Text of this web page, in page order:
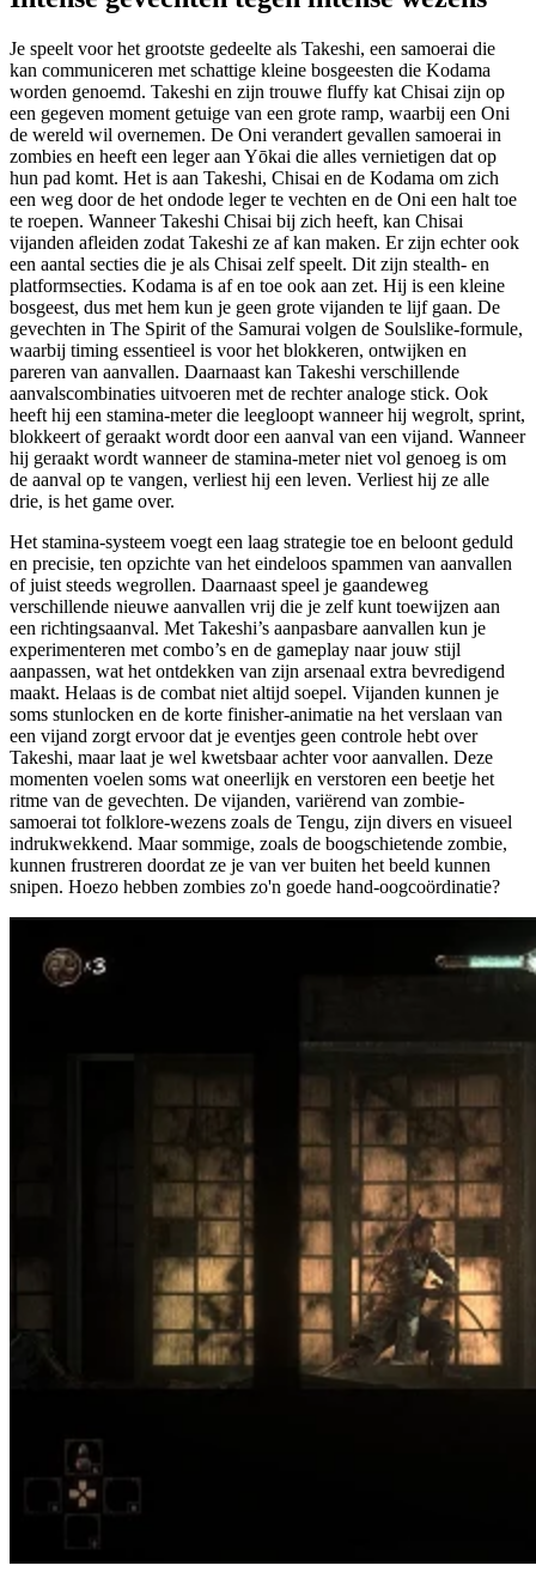
Je speelt voor het grootste gedeelte als Takeshi, een samoerai die
kan communiceren met schattige kleine bosgeesten die Kodama
worden genoemd. Takeshi en zijn trouwe fluffy kat Chisai zijn op
een gegeven moment getuige van een grote ramp, waarbij een Oni
de wereld wil overnemen. De Oni verandert gevallen samoerai in
zombies en heeft een leger aan Yōkai die alles vernietigen dat op
hun pad komt. Het is aan Takeshi, Chisai en de Kodama om zich
een weg door de het ondode leger te vechten en de Oni een halt toe
te roepen. Wanneer Takeshi Chisai bij zich heeft, kan Chisai
vijanden afleiden zodat Takeshi ze af kan maken. Er zijn echter ook
een aantal secties die je als Chisai zelf speelt. Dit zijn stealth- en
platformsecties. Kodama is af en toe ook aan zet. Hij is een kleine
bosgeest, dus met hem kun je geen grote vijanden te lijf gaan. De
gevechten in The Spirit of the Samurai volgen de Soulslike-formule,
waarbij timing essentieel is voor het blokkeren, ontwijken en
pareren van aanvallen. Daarnaast kan Takeshi verschillende
aanvalscombinaties uitvoeren met de rechter analoge stick. Ook
heeft hij een stamina-meter die leegloopt wanneer hij wegrolt, sprint,
blokkeert of geraakt wordt door een aanval van een vijand. Wanneer
hij geraakt wordt wanneer de stamina-meter niet vol genoeg is om
de aanval op te vangen, verliest hij een leven. Verliest hij ze alle
drie, is het game over.
Het stamina-systeem voegt een laag strategie toe en beloont geduld
en precisie, ten opzichte van het eindeloos spammen van aanvallen
of juist steeds wegrollen. Daarnaast speel je gaandeweg
verschillende nieuwe aanvallen vrij die je zelf kunt toewijzen aan
een richtingsaanval. Met Takeshi’s aanpasbare aanvallen kun je
experimenteren met combo’s en de gameplay naar jouw stijl
aanpassen, wat het ontdekken van zijn arsenaal extra bevredigend
maakt. Helaas is de combat niet altijd soepel. Vijanden kunnen je
soms stunlocken en de korte finisher-animatie na het verslaan van
een vijand zorgt ervoor dat je eventjes geen controle hebt over
Takeshi, maar laat je wel kwetsbaar achter voor aanvallen. Deze
momenten voelen soms wat oneerlijk en verstoren een beetje het
ritme van de gevechten. De vijanden, variërend van zombie-
samoerai tot folklore-wezens zoals de Tengu, zijn divers en visueel
indrukwekkend. Maar sommige, zoals de boogschietende zombie,
kunnen frustreren doordat ze je van ver buiten het beeld kunnen
snipen. Hoezo hebben zombies zo'n goede hand-oogcoördinatie?